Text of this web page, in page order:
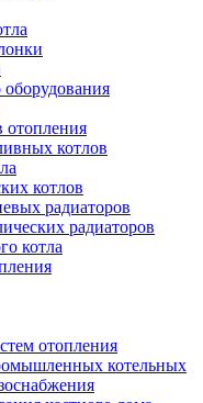
отопления
котлов
котлов
радиаторов
радиаторов
котла
отопления
котельных